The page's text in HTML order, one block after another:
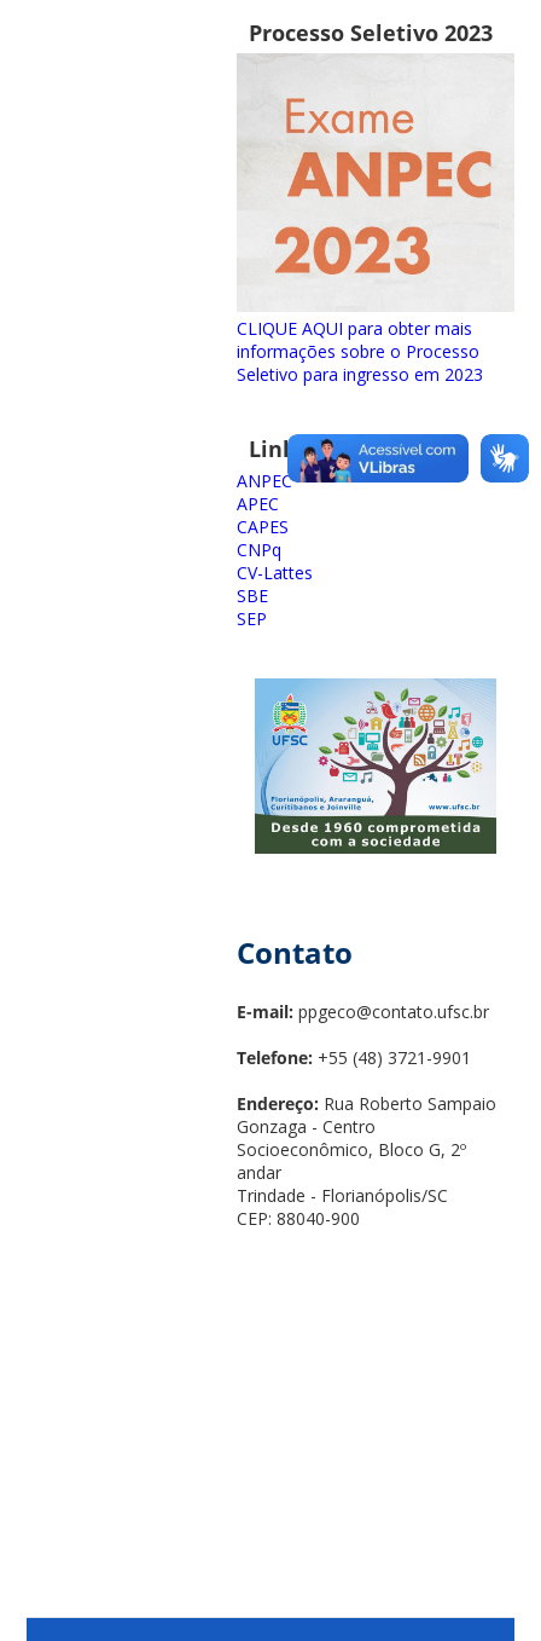
Processo Seletivo 2023
CLIQUE AQUI para obter mais
informações sobre o Processo
Seletivo para ingresso em 2023
Links importantes
ANPEC
APEC
CAPES
CNPq
CV-Lattes
SBE
SEP
Contato
E-mail: ppgeco@contato.ufsc.br
Telefone: +55 (48) 3721-9901
Endereço: Rua Roberto Sampaio
Gonzaga - Centro
Socioeconômico, Bloco G, 2º
andar
Trindade - Florianópolis/SC
CEP: 88040-900